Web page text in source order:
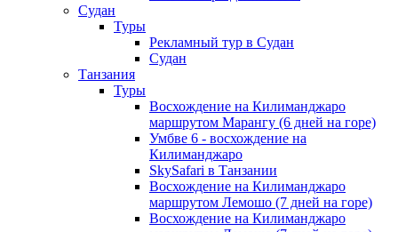
Судан
Туры
Рекламный тур в Cудан
Cудан
Танзания
Туры
Восхождение на Килиманджаро
маршрутом Марангу (6 дней на горе)
Умбве 6 - восхождение на
Килиманджаро
SkySafari в Танзании
Восхождение на Килиманджаро
маршрутом Лемошо (7 дней на горе)
Восхождение на Килиманджаро